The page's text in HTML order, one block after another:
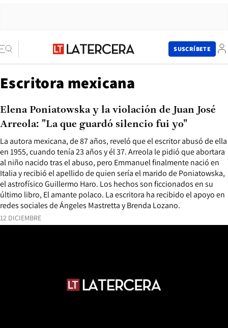
SUSCRÍBETE
Escritora mexicana
12 DICIEMBRE
La autora mexicana, de 87 años, reveló que el escritor abusó de ella
en 1955, cuando tenía 23 años y él 37. Arreola le pidió que abortara
al niño nacido tras el abuso, pero Emmanuel finalmente nació en
Italia y recibió el apellido de quien sería el marido de Poniatowska,
el astrofísico Guillermo Haro. Los hechos son ficcionados en su
último libro, El amante polaco. La escritora ha recibido el apoyo en
redes sociales de Ángeles Mastretta y Brenda Lozano.
Elena Poniatowska y la violación de Juan José
Arreola: "La que guardó silencio fui yo"